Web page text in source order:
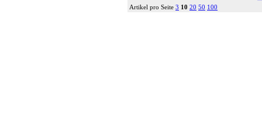
Artikel pro Seite 3 10 20 50 100